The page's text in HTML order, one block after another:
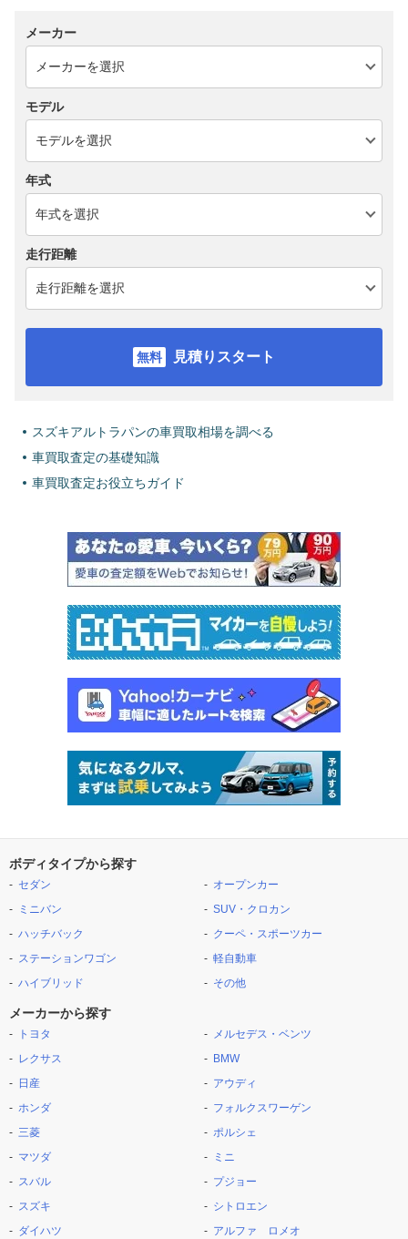
メーカー
モデル
年式
走行距離
見積りスタート
スズキアルトラパンの車買取相場を調べる
車買取査定の基礎知識
車買取査定お役立ちガイド
ボディタイプから探す
セダン
ミニバン
ハッチバック
ステーションワゴン
ハイブリッド
オープンカー
SUV・クロカン
クーペ・スポーツカー
軽自動車
その他
メーカーから探す
トヨタ
レクサス
日産
ホンダ
三菱
マツダ
スバル
スズキ
ダイハツ
メルセデス・ベンツ
BMW
アウディ
フォルクスワーゲン
ポルシェ
ミニ
プジョー
シトロエン
アルファ ロメオ